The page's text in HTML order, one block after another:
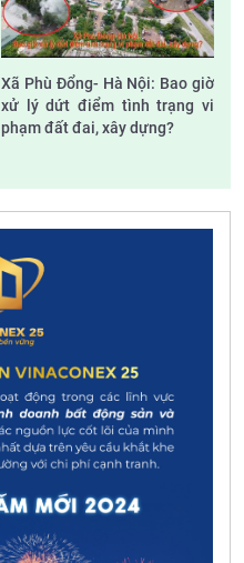
Xã Phù Đổng- Hà Nội: Bao giờ
xử lý dứt điểm tình trạng vi
phạm đất đai, xây dựng?